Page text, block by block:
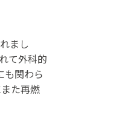
まし
て外科的
も関わら
た再燃